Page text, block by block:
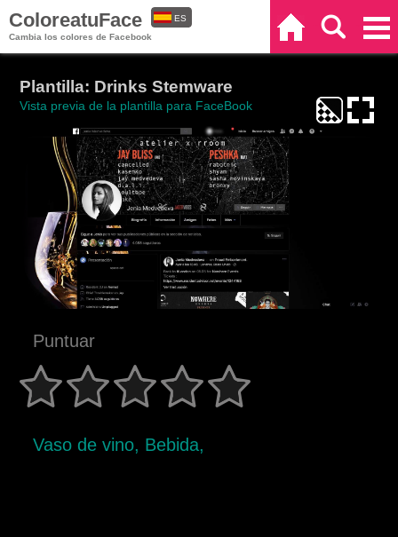
ColoreatuFace
Cambia los colores de Facebook
ES
Plantilla: Drinks Stemware
Vista previa de la plantilla para FaceBook
Puntuar
Vaso de vino, Bebida,